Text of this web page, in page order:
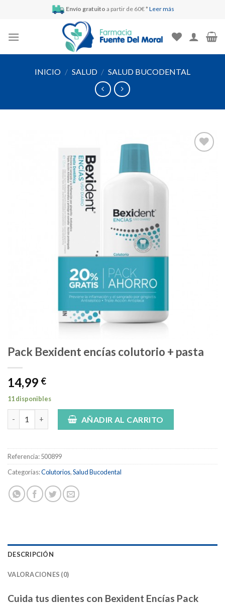
Envío gratuito a partir de 60€ * Leer más
INICIO / SALUD / SALUD BUCODENTAL
Pack Bexident encías colutorio + pasta
14,99 €
11 disponibles
Pack Bexident encías colutorio + pasta cantidad
AÑADIR AL CARRITO
Referencia:500899
Categorías:Colutorios,Salud Bucodental
DESCRIPCIÓN
VALORACIONES (0)
Cuida tus dientes con Bexident Encías Pack